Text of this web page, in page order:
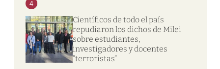
4
Científicos de todo el país
repudiaron los dichos de Milei
sobre estudiantes,
investigadores y docentes
“terroristas”